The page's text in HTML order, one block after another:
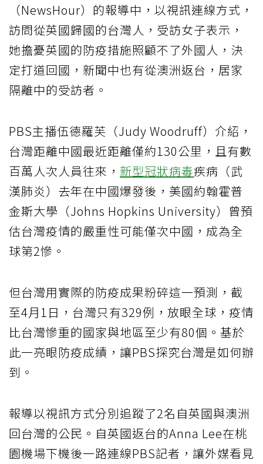
（NewsHour）的報導中，以視訊連線方式，
訪問從英國歸國的台灣人，受訪女子表示，
她擔憂英國的防疫措施照顧不了外國人，決
定打道回國，新聞中也有從澳洲返台，居家
隔離中的受訪者。
PBS主播伍德羅芙（Judy Woodruff）介紹，
台灣距離中國最近距離僅約130公里，且有數
百萬人次人員往來， 新型冠狀病毒疾病（武
漢肺炎）去年在中國爆發後，美國約翰霍普
金斯大學（Johns Hopkins University）曾預
估台灣疫情的嚴重性可能僅次中國，成為全
球第2慘。
但台灣用實際的防疫成果粉碎這一預測，截
至4月1日，台灣只有329例，放眼全球，疫情
比台灣慘重的國家與地區至少有80個。基於
此一亮眼防疫成績，讓PBS探究台灣是如何辦
到。
報導以視訊方式分別追蹤了2名自英國與澳洲
回台灣的公民。自英國返台的Anna Lee在桃
園機場下機後一路連線PBS記者，讓外媒看見